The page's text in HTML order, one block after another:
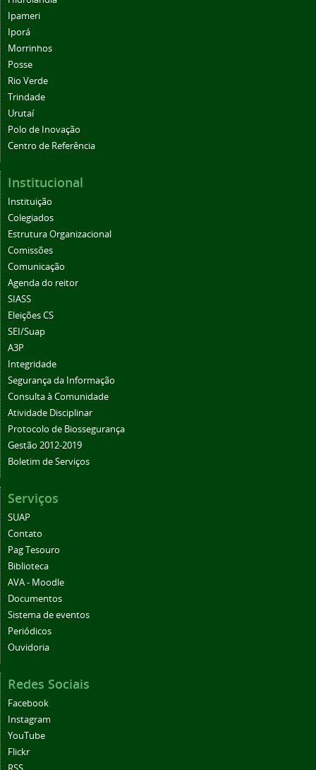
Ipameri
Iporá
Morrinhos
Posse
Rio Verde
Trindade
Urutaí
Polo de Inovação
Centro de Referência
Institucional
Instituição
Colegiados
Estrutura Organizacional
Comissões
Comunicação
Agenda do reitor
SIASS
Eleições CS
SEI/Suap
A3P
Integridade
Segurança da Informação
Consulta à Comunidade
Atividade Disciplinar
Protocolo de Biossegurança
Gestão 2012-2019
Boletim de Serviços
Serviços
SUAP
Contato
Pag Tesouro
Biblioteca
AVA - Moodle
Documentos
Sistema de eventos
Periódicos
Ouvidoria
Redes Sociais
Facebook
Instagram
YouTube
Flickr